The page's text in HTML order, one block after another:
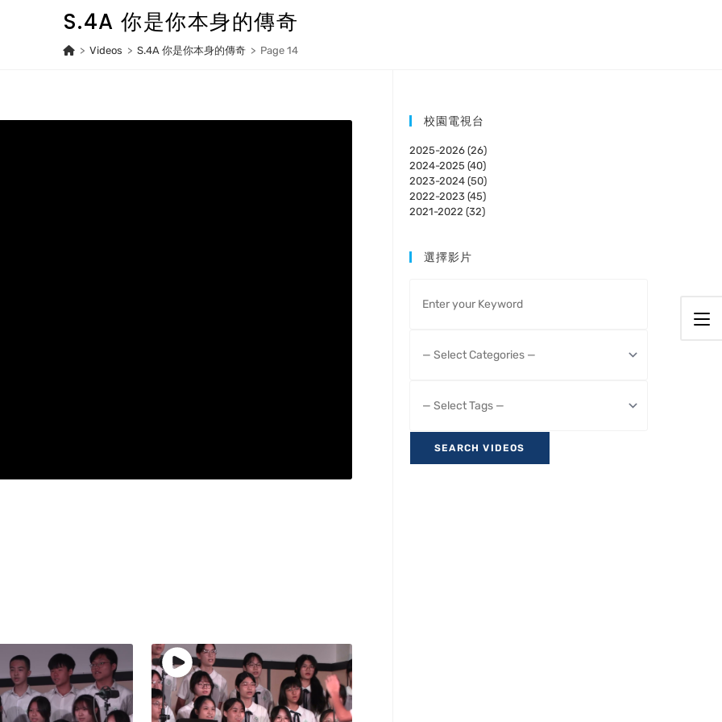
S.4A 你是你本身的傳奇
> Videos > S.4A 你是你本身的傳奇 > Page 14
校園電視台
2025-2026 (26)
2024-2025 (40)
2023-2024 (50)
2022-2023 (45)
2021-2022 (32)
選擇影片